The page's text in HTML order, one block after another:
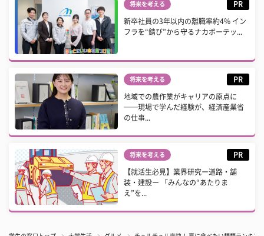
将来を考える PR
新卒社員の3年以内の離職率約4% イン
フラを“錆び”から守るナカボーテッ...
将来を考える PR
地域での農作業がキャリアの原点に
──現場で学んだ経験が、経済産業省
の仕事...
将来を考える PR
【就活生必見】業界研究ー道路・舗
装・建設ー 「みんなの“あたりま
え”を...